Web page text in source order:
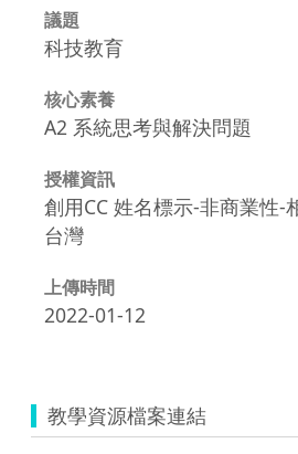
議題
科技教育
核心素養
A2 系統思考與解決問題
授權資訊
創用CC 姓名標示-非商業性-
台灣
上傳時間
2022-01-12
教學資源檔案連結